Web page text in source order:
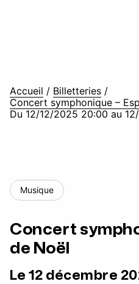
Accueil / Billetteries /
Concert symphonique –
Du 12/12/2025 20:00 au
Musique
Concert
de Noël
Le 12 décembre